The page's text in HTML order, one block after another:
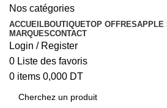
Nos catégories
ACCUEILBOUTIQUETOP OFFRESAPPLE
MARQUESCONTACT
Login / Register
0 Liste des favoris
0 items 0,000 DT